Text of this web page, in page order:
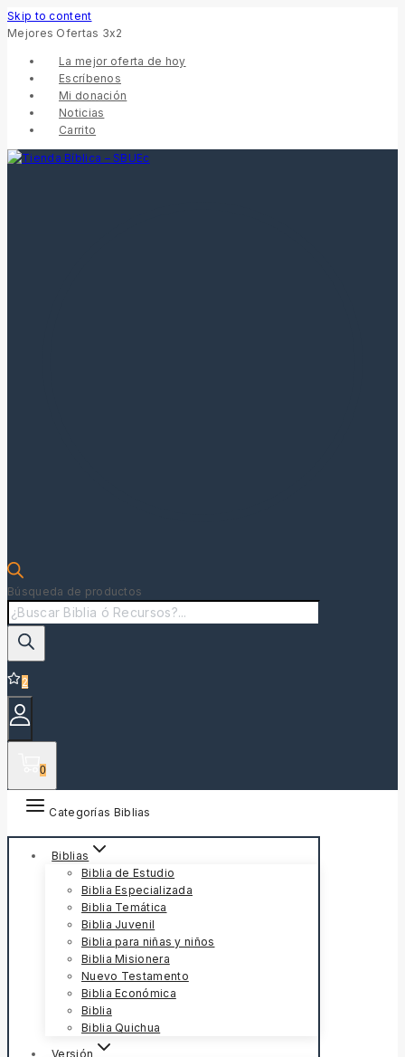
Skip to content
Mejores Ofertas 3x2
La mejor oferta de hoy
Escríbenos
Mi donación
Noticias
Carrito
Búsqueda de productos
2
0
Categorías Biblias
Biblias
Biblia de Estudio
Biblia Especializada
Biblia Temática
Biblia Juvenil
Biblia para niñas y niños
Biblia Misionera
Nuevo Testamento
Biblia Económica
Biblia
Biblia Quichua
Versión